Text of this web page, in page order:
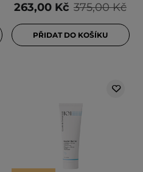
375,00 Kč
263,00 Kč
PŘIDAT DO KOŠÍKU